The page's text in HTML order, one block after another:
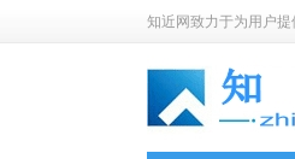
知近网致力于为用户